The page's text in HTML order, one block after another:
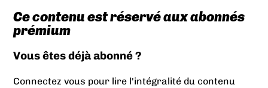
Ce contenu est réservé aux abonnés
prémium
Vous êtes déjà abonné ?
Connectez vous pour lire l'intégralité du contenu